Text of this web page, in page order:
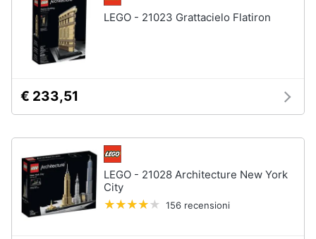
Giocattoli
Prima
infanzia
Fotografia
Abbigliamento
Sport
LEGO - 21023 Grattacielo Flatiron
€ 233,51
LEGO - 21028 Architecture New York
City
156 recensioni